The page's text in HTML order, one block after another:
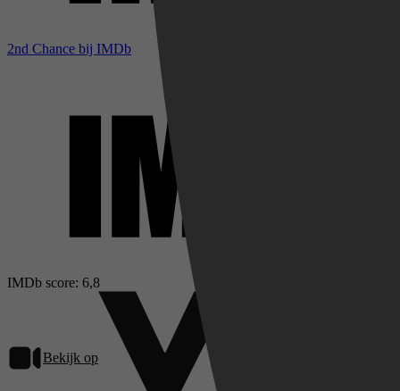
2nd Chance bij IMDb
IMDb score: 6,8
Bekijk op